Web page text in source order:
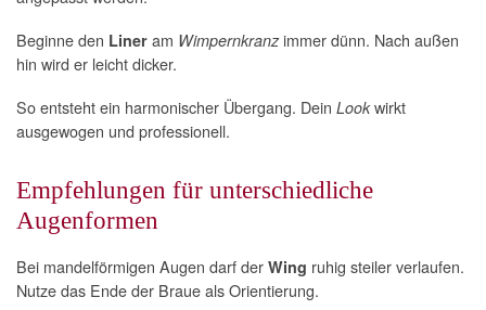
Beginne den Liner am Wimpernkranzimmer dünn. Nach außen
hin wird er leicht dicker.
So entsteht ein harmonischer Übergang. Dein Lookwirkt
ausgewogen und professionell.
Empfehlungen für unterschiedliche
Augenformen
Bei mandelförmigen Augen darf der Wing ruhig steiler verlaufen.
Nutze das Ende der Braue als Orientierung.